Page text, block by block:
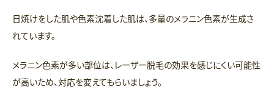
日焼けをした肌や色素沈着した肌は、多量のメラニン色素が生成さ
れています。
メラニン色素が多い部位は、レーザー脱毛の効果を感じにくい可能性
が高いため、対応を変えてもらいましょう。